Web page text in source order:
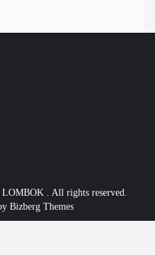
. All rights reserved.
Bizberg Themes